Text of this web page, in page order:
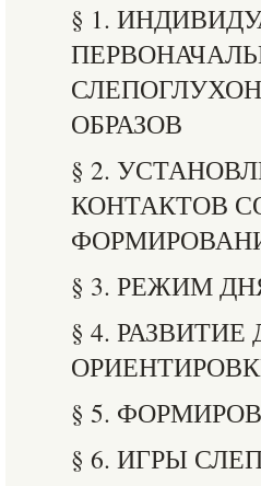
§ 1.
ОБРАЗОВ
§ 2.
КОНТАКТОВ
§ 3. РЕЖИМ
§ 4.
§ 5.
§ 6. ИГРЫ